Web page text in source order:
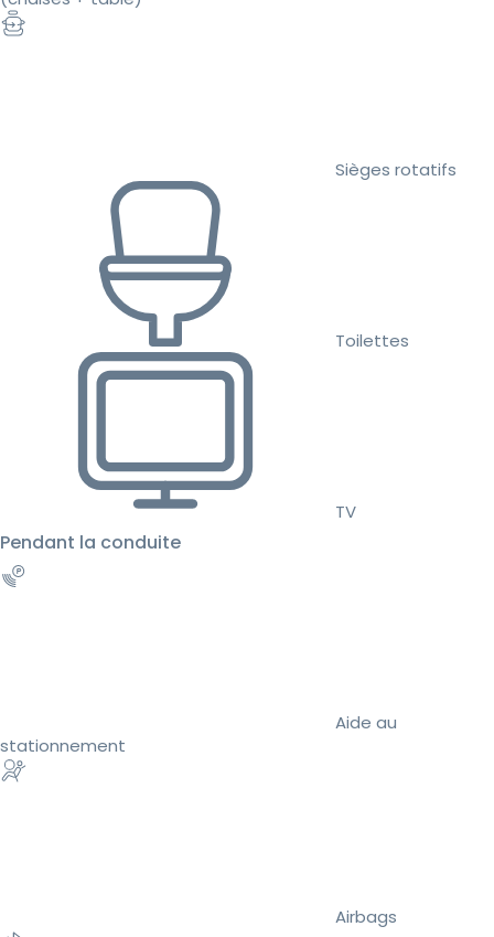
Sièges rotatifs
Toilettes
TV
Pendant la conduite
Aide au
stationnement
Airbags